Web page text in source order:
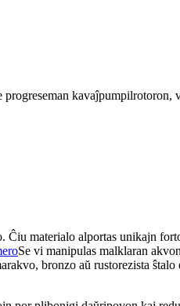
materialo alportas unikajn
Se vi manipulas malklaran
bronzo aŭ rustorezista